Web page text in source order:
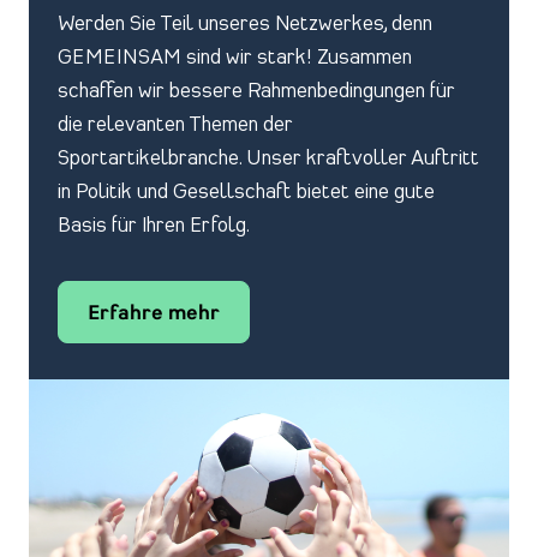
Werden Sie Teil unseres Netzwerkes, denn
GEMEINSAM sind wir stark! Zusammen
schaffen wir bessere Rahmenbedingungen für
die relevanten Themen der
Sportartikelbranche. Unser kraftvoller Auftritt
in Politik und Gesellschaft bietet eine gute
Basis für Ihren Erfolg.
Erfahre mehr